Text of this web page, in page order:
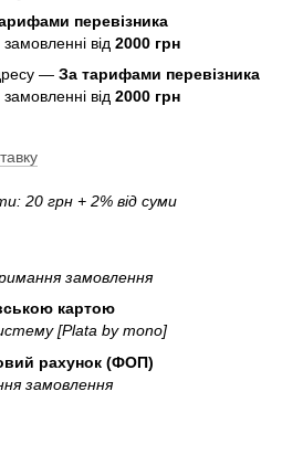
перевізника
від 2000 грн
— За тарифами перевізника
від 2000 грн
20 грн + 2% від суми
замовлення
картою
[Plata by mono]
рахунок (ФОП)
замовлення